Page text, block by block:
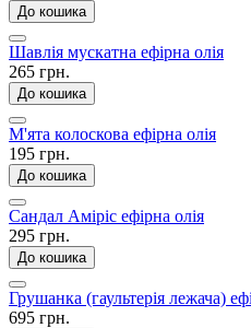
До кошика
Шавлія мускатна ефірна олія
265 грн.
До кошика
М'ята колоскова ефірна олія
195 грн.
До кошика
Сандал Аміріс ефірна олія
295 грн.
До кошика
Грушанка (гаультерія лежача)
695 грн.